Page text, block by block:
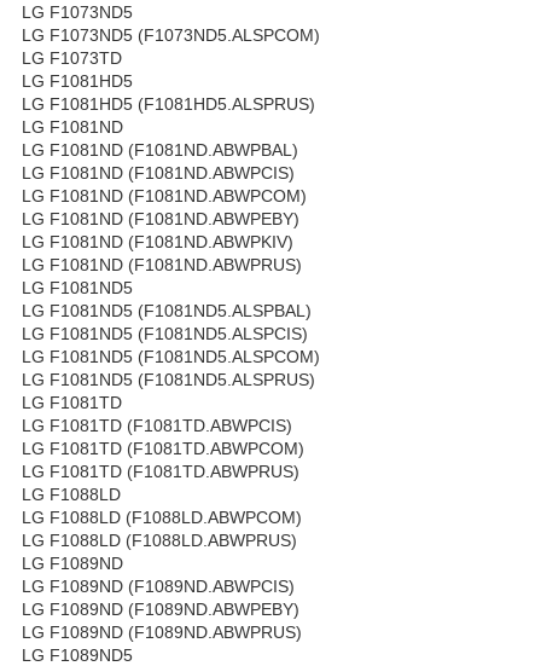
LG F1073ND5
LG F1073ND5 (F1073ND5.ALSPCOM)
LG F1073TD
LG F1081HD5
LG F1081HD5 (F1081HD5.ALSPRUS)
LG F1081ND
LG F1081ND (F1081ND.ABWPBAL)
LG F1081ND (F1081ND.ABWPCIS)
LG F1081ND (F1081ND.ABWPCOM)
LG F1081ND (F1081ND.ABWPEBY)
LG F1081ND (F1081ND.ABWPKIV)
LG F1081ND (F1081ND.ABWPRUS)
LG F1081ND5
LG F1081ND5 (F1081ND5.ALSPBAL)
LG F1081ND5 (F1081ND5.ALSPCIS)
LG F1081ND5 (F1081ND5.ALSPCOM)
LG F1081ND5 (F1081ND5.ALSPRUS)
LG F1081TD
LG F1081TD (F1081TD.ABWPCIS)
LG F1081TD (F1081TD.ABWPCOM)
LG F1081TD (F1081TD.ABWPRUS)
LG F1088LD
LG F1088LD (F1088LD.ABWPCOM)
LG F1088LD (F1088LD.ABWPRUS)
LG F1089ND
LG F1089ND (F1089ND.ABWPCIS)
LG F1089ND (F1089ND.ABWPEBY)
LG F1089ND (F1089ND.ABWPRUS)
LG F1089ND5